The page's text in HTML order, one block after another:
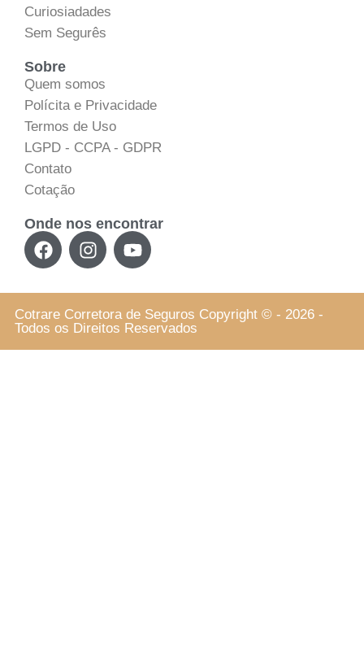
Curiosiadades
Sem Segurês
Sobre
Quem somos
Polícita e Privacidade
Termos de Uso
LGPD - CCPA - GDPR
Contato
Cotação
Onde nos encontrar
Cotrare Corretora de Seguros Copyright © - 2026 -
Todos os Direitos Reservados